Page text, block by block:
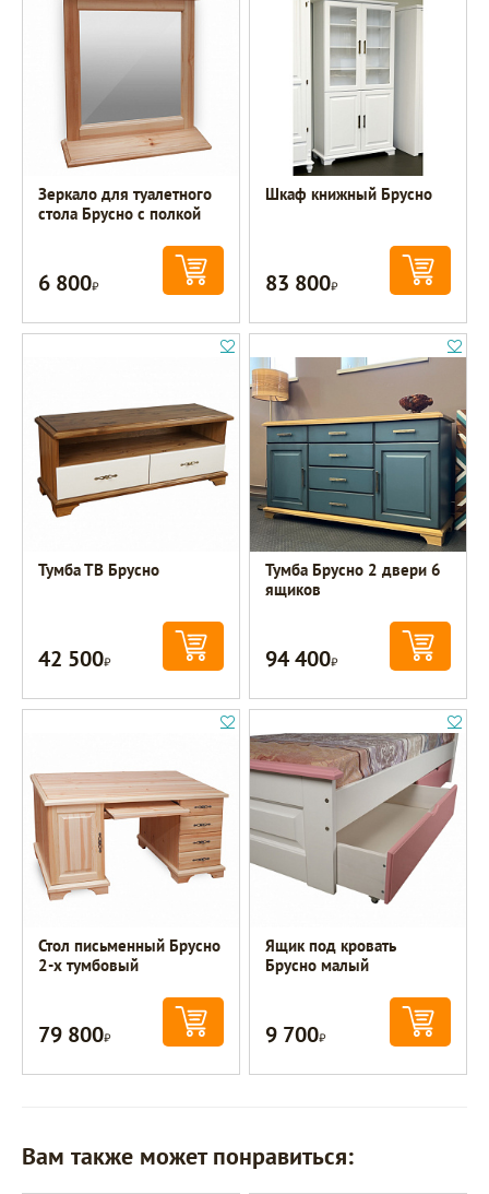
Зеркало для туалетного
стола Брусно с полкой
6 800Р
Шкаф книжный Брусно
83 800Р
Тумба ТВ Брусно
42 500Р
Тумба Брусно 2 двери 6
ящиков
94 400Р
Стол письменный Брусно
2-х тумбовый
79 800Р
Ящик под кровать
Брусно малый
9 700Р
Вам также может понравиться: